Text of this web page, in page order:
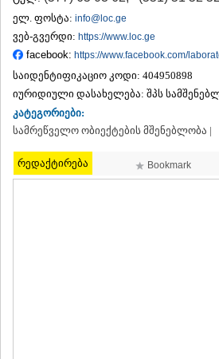
ᲗᲔᲠᲯᲝᲚᲐ
ᲡᲐᲛᲢᲠᲔᲓᲘᲐ
ᲡᲐᲩᲮᲔᲠᲔ
ᲢᲧᲘᲑᲣᲚᲘ
ᲥᲣᲗᲐᲘᲡᲘ
ᲬᲧᲐᲚᲢᲣᲑᲝ
ᲭᲘᲐᲗᲣᲠᲐ
ᲮᲐᲠᲐᲒᲐᲣᲚᲘ
ᲮᲝᲜᲘ
ᲙᲐᲮᲔᲗᲘ
ᲐᲮᲛᲔᲢᲐ
ელ. ფოსტა: info@loc.ge
ვებ-გვერდი: https://www.loc.ge
facebook: https://www.facebook.com/
საიდენტიფიკაციო კოდი: 404950898
იურიდიული დასახელება: შპს
კატეგორიები:
სამრეწველო ობიექტების მშენებლობა |
რედაქტირება Bookmark